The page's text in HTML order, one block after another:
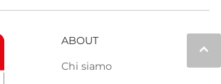
keyboard_arrow_up
ABOUT
Chi siamo